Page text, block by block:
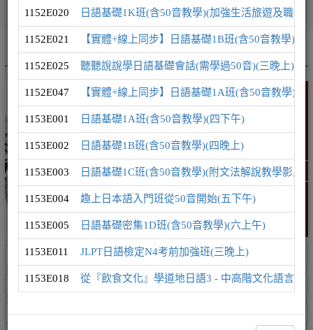
學員登入
課程系列
相關連結
推廣課程 日語系列
日語
日語學習地圖
精選課程 (此為彈跳視窗)
1152E020 日語基礎1K班(含50音教學)(加強生活旅遊及職場
1152E021 【實體+線上同步】日語基礎1B班(含50音教學)(
1152E025 聽聽說說學日語基礎會話(需學過50音)(三晚上)
1152E047 【實體+線上同步】日語基礎1A班(含50音教學)(
1153E001 日語基礎1A班(含50音教學)(四下午)
1153E002 日語基礎1B班(含50音教學)(四晚上)
1153E003 日語基礎1C班(含50音教學)(附文法解說教學影片
1153E004 趣上日本語入門班從50音開始(五下午)
1153E005 日語基礎密集1D班(含50音教學)(六上午)
1153E011 JLPT日語檢定N4考前加強班(三晚上)
1153E018 從『飲食文化』學道地日語3 - 中高階文化語言課(